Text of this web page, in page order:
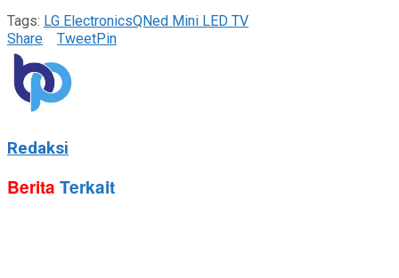
Tags: LG ElectronicsQNed Mini LED TV
Share
TweetPin
Redaksi
Berita Terkait